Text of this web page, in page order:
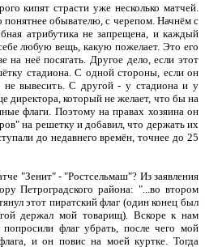
кипят страсти уже несколько матчей.
обывателю, с черепом. Начнём с
атрибутика не запрещена, и каждый
любую вещь, какую пожелает. Это его
на неё посягать. Другое дело, если этот
стадиона. С одной стороны, если он
вывесить. С другой - у стадиона и у
директора, который не желает, что бы на
флаги. Поэтому на правах хозяина он
на решетку и добавил, что держать их
до недавнего времён, точнее до 25
"Зенит" - "Ростсельмаш"? Из заявления
Петроградского района: "...во втором
этот пиратский флаг (один конец был
держал мой товарищ). Вскоре к нам
флаг убрать, после чего мой
и он повис на моей куртке. Тогда